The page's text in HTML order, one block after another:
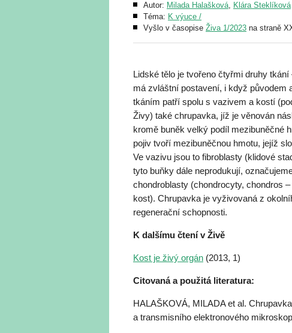
Autor: Milada Halašková, Klára Steklíková
Téma: K výuce /
Vyšlo v časopise Živa 1/2023 na straně
Lidské tělo je tvořeno čtyřmi druhy
má zvláštní postavení, i když původem
tkáním patří spolu s vazivem a kostí
Živy) také chrupavka, jíž je věnován
kromě buněk velký podíl mezibuněčné
pojiv tvoří mezibuněčnou hmotu, jejíž
Ve vazivu jsou to fibroblasty (klidové
tyto buňky dále neprodukují,
chondroblasty (chondrocyty, chondros
kost). Chrupavka je vyživovaná z
regenerační schopnosti.
K dalšímu čtení v Živě
Kost je živý orgán (2013, 1)
Citovaná a použitá literatura:
HALAŠKOVÁ, MILADA et al.
a transmisního elektronového